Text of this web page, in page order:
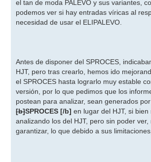
el tan de moda PALEVO y sus variantes,
podemos ver si hay entradas víricas al
necesidad de usar el ELIPALEVO.
Antes de disponer del SPROCES,
HJT, pero tras crearlo, hemos ido
el SPROCES hasta lograrlo muy estable
versión, por lo que pedimos que los
postean para analizar, sean generados
[b]SPROCES[/b] en lugar del HJT, si bien
analizando los del HJT, pero sin poder ver,
garantizar, lo que debido a sus